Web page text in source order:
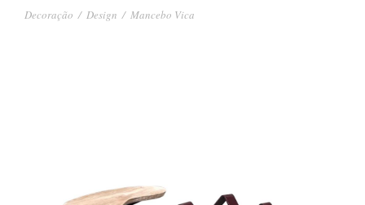
Decoração / Design / Mancebo Vica